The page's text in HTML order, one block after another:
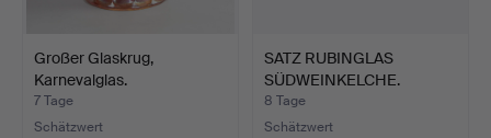
Großer Glaskrug,
Karnevalglas.
7 Tage
Schätzwert
SATZ RUBINGLAS
SÜDWEINKELCHE.
8 Tage
Schätzwert